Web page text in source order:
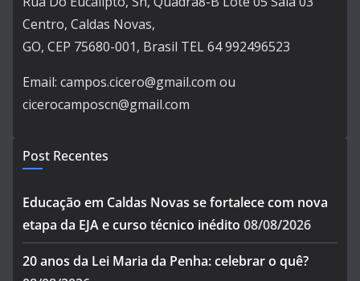
Centro, Caldas Novas,
GO, CEP 75680-001, Brasil TEL 64 992496523
Email: campos.cicero@gmail.com ou
cicerocamposcn@gmail.com
Post Recentes
Educação em Caldas Novas se fortalece com nova
etapa da EJA e curso técnico inédito 08/08/2026
20 anos da Lei Maria da Penha: celebrar o quê?